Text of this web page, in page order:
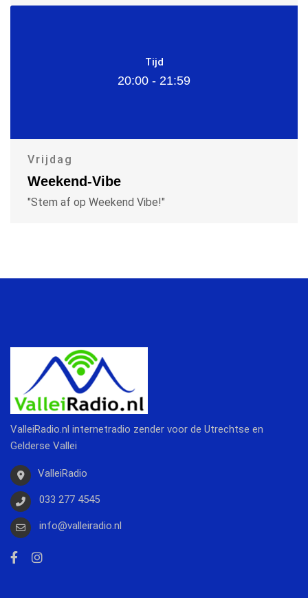
Tijd
20:00 - 21:59
Vrijdag
Weekend-Vibe
"Stem af op Weekend Vibe!"
ValleiRadio.nl internetradio zender voor de Utrechtse en
Gelderse Vallei
ValleiRadio
033 277 4545
info@valleiradio.nl